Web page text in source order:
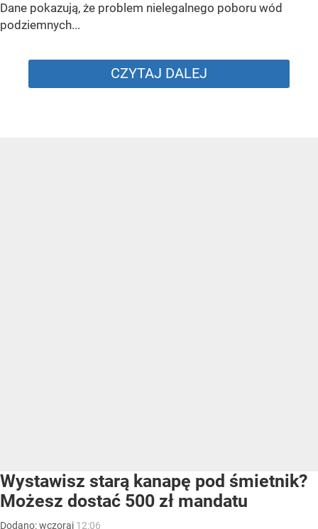
Dane pokazują, że problem nielegalnego poboru wód
podziemnych...
CZYTAJ DALEJ
Wystawisz starą kanapę pod śmietnik?
Możesz dostać 500 zł mandatu
Dodano:wczoraj 12:06